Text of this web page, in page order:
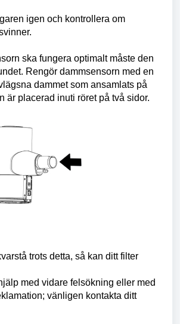
igen och kontrollera om
ska fungera optimalt måste den
Rengör dammsensorn med en
dammet som ansamlats på
är placerad inuti röret på två sidor.
trots detta, så kan ditt filter
med vidare felsökning eller med
vänligen kontakta ditt